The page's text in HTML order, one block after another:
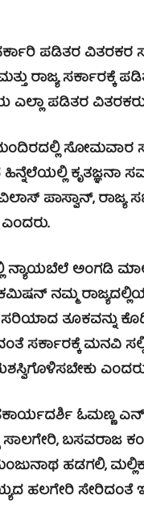
ಪಡಿತರ ವಿತರಕರ
ರಾಜ್ಯ ಸರ್ಕಾರಕ್ಕೆ
ಎಲ್ಲಾ ಪಡಿತರ ವಿತರಕರು
ಸೋಮವಾರ
ಕೃತಜ್ಞನಾ
ಪಾಸ್ವಾನ್, ರಾಜ್ಯ
ಎಂದರು.
ಅಂಗಡಿ
ಕಮಿಷನ್ ನಮ್ಮ
ತೂಕವನ್ನು
ಸರ್ಕಾರಕ್ಕೆ ಮನವಿ
ಓಮಣ್ಣ ಎನ್,
ಬಸವರಾಜ
ಹಡಗಲಿ,
ಹಲಗೇರಿ ಸೇರಿದಂತೆ